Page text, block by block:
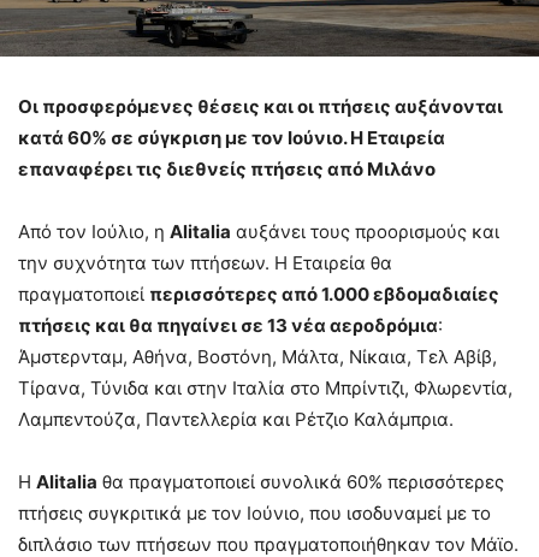
Οι προσφερόμενες θέσεις και οι πτήσεις αυξάνονται
κατά 60% σε σύγκριση με τον Ιούνιο. Η Εταιρεία
επαναφέρει τις διεθνείς πτήσεις από Μιλάνο
Από τον Ιούλιο, η Alitalia αυξάνει τους προορισμούς και
την συχνότητα των πτήσεων. Η Εταιρεία θα
πραγματοποιεί περισσότερες από 1.000 εβδομαδιαίες
πτήσεις και θα πηγαίνει σε 13 νέα αεροδρόμια:
Άμστερνταμ, Αθήνα, Βοστόνη, Μάλτα, Νίκαια, Τελ Αβίβ,
Τίρανα, Τύνιδα και στην Ιταλία στο Μπρίντιζι, Φλωρεντία,
Λαμπεντούζα, Παντελλερία και Ρέτζιο Καλάμπρια.
Η Alitalia θα πραγματοποιεί συνολικά 60% περισσότερες
πτήσεις συγκριτικά με τον Ιούνιο, που ισοδυναμεί με το
διπλάσιο των πτήσεων που πραγματοποιήθηκαν τον Μάϊο.